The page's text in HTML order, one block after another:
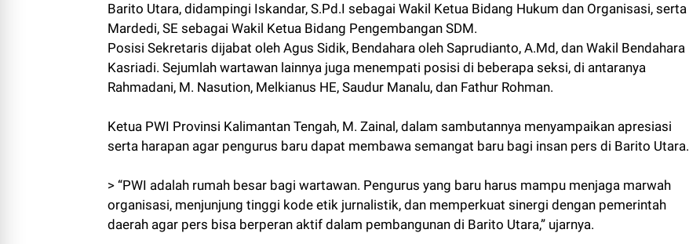
Barito Utara, didampingi Iskandar, S.Pd.I sebagai Wakil Ketua Bidang Hukum dan Organisasi, serta
Mardedi, SE sebagai Wakil Ketua Bidang Pengembangan SDM.
Posisi Sekretaris dijabat oleh Agus Sidik, Bendahara oleh Saprudianto, A.Md, dan Wakil Bendahara
Kasriadi. Sejumlah wartawan lainnya juga menempati posisi di beberapa seksi, di antaranya
Rahmadani, M. Nasution, Melkianus HE, Saudur Manalu, dan Fathur Rohman.
Ketua PWI Provinsi Kalimantan Tengah, M. Zainal, dalam sambutannya menyampaikan apresiasi
serta harapan agar pengurus baru dapat membawa semangat baru bagi insan pers di Barito Utara.
> “PWI adalah rumah besar bagi wartawan. Pengurus yang baru harus mampu menjaga marwah
organisasi, menjunjung tinggi kode etik jurnalistik, dan memperkuat sinergi dengan pemerintah
daerah agar pers bisa berperan aktif dalam pembangunan di Barito Utara,” ujarnya.